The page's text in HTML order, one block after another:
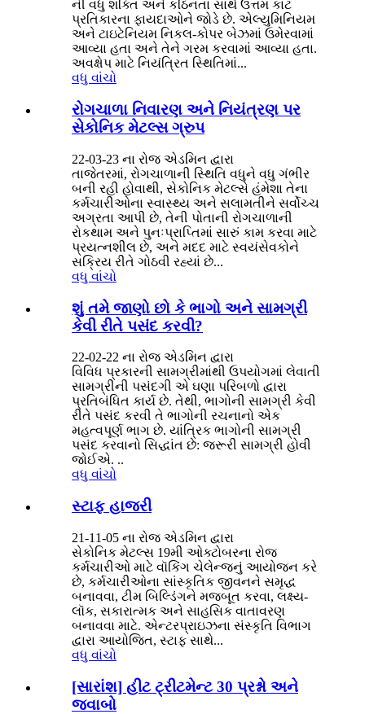
ની વધુ શક્તિ અને કઠિનતા સાથે ઉત્તમ કાટ
પ્રતિકારના ફાયદાઓને જોડે છે. એલ્યુમિનિયમ
અને ટાઇટેનિયમ નિકલ-કોપર બેઝમાં ઉમેરવામાં
આવ્યા હતા અને તેને ગરમ કરવામાં આવ્યા હતા.
અવક્ષેપ માટે નિયંત્રિત સ્થિતિમાં...
વધુ વાંચો
રોગચાળા નિવારણ અને નિયંત્રણ પર
સેકોનિક મેટલ્સ ગ્રુપ
22-03-23 ​​ના રોજ એડમિન દ્વારા
તાજેતરમાં, રોગચાળાની સ્થિતિ વધુને વધુ ગંભીર
બની રહી હોવાથી, સેકોનિક મેટલ્સે હંમેશા તેના
કર્મચારીઓના સ્વાસ્થ્ય અને સલામતીને સર્વોચ્ચ
અગ્રતા આપી છે, તેની પોતાની રોગચાળાની
રોકથામ અને પુનઃપ્રાપ્તિમાં સારું કામ કરવા માટે
પ્રયત્નશીલ છે, અને મદદ માટે સ્વયંસેવકોને
સક્રિય રીતે ગોઠવી રહ્યાં છે...
વધુ વાંચો
શું તમે જાણો છો કે ભાગો અને સામગ્રી
કેવી રીતે પસંદ કરવી?
22-02-22 ના રોજ એડમિન દ્વારા
વિવિધ પ્રકારની સામગ્રીમાંથી ઉપયોગમાં લેવાતી
સામગ્રીની પસંદગી એ ઘણા પરિબળો દ્વારા
પ્રતિબંધિત કાર્ય છે. તેથી, ભાગોની સામગ્રી કેવી
રીતે પસંદ કરવી તે ભાગોની રચનાનો એક
મહત્વપૂર્ણ ભાગ છે. યાંત્રિક ભાગોની સામગ્રી
પસંદ કરવાનો સિદ્ધાંત છે: જરૂરી સામગ્રી હોવી
જોઈએ. ..
વધુ વાંચો
સ્ટાફ હાજરી
21-11-05 ના રોજ એડમિન દ્વારા
સેકોનિક મેટલ્સ 19મી ઓક્ટોબરના રોજ
કર્મચારીઓ માટે વૉકિંગ ચેલેન્જનું આયોજન કરે
છે, કર્મચારીઓના સાંસ્કૃતિક જીવનને સમૃદ્ધ
બનાવવા, ટીમ બિલ્ડિંગને મજબૂત કરવા, લક્ષ્ય-
લૉક, સકારાત્મક અને સાહસિક વાતાવરણ
બનાવવા માટે. એન્ટરપ્રાઇઝના સંસ્કૃતિ વિભાગ
દ્વારા આયોજિત, સ્ટાફ સાથે...
વધુ વાંચો
[સારાંશ] હીટ ટ્રીટમેન્ટ 30 પ્રશ્નો અને
જવાબો